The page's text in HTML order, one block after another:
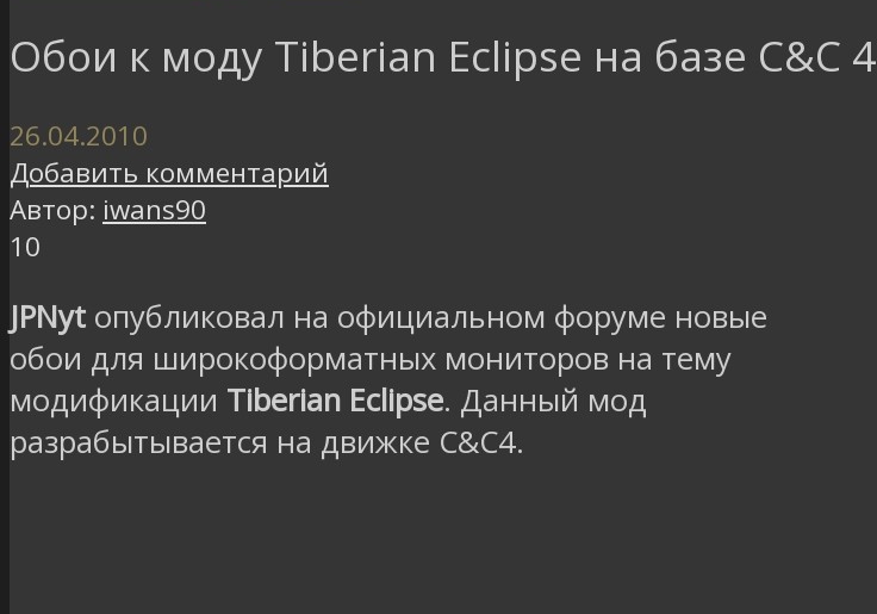
Обои к моду Tiberian Eclipse на базе C&C 4
26.04.2010
Добавить комментарий
Автор: iwans90
10
JPNyt опубликовал на официальном форуме новые
обои для широкоформатных мониторов на тему
модификации Tiberian Eclipse. Данный мод
разрабытывается на движке C&C4.